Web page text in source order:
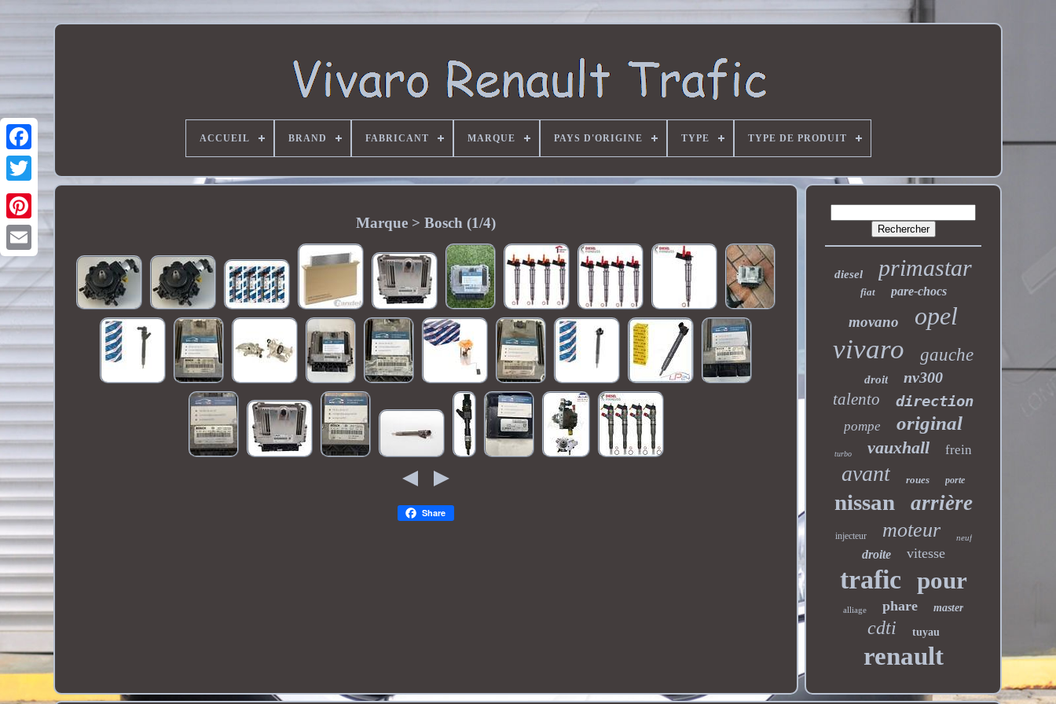
ACCUEIL BRAND FABRICANT MARQUE PAYS D'ORIGINE TYPE TYPE DE PRODUIT
Marque > Bosch (1/4)
Share
diesel primastar
fiat pare-chocs
movano opel
vivaro gauche
droit nv300
talento direction
pompe original
turbo vauxhall frein
avant roues porte
nissan arrière
injecteur moteur neuf
droite vitesse
trafic pour
alliage phare master
cdti tuyau
renault